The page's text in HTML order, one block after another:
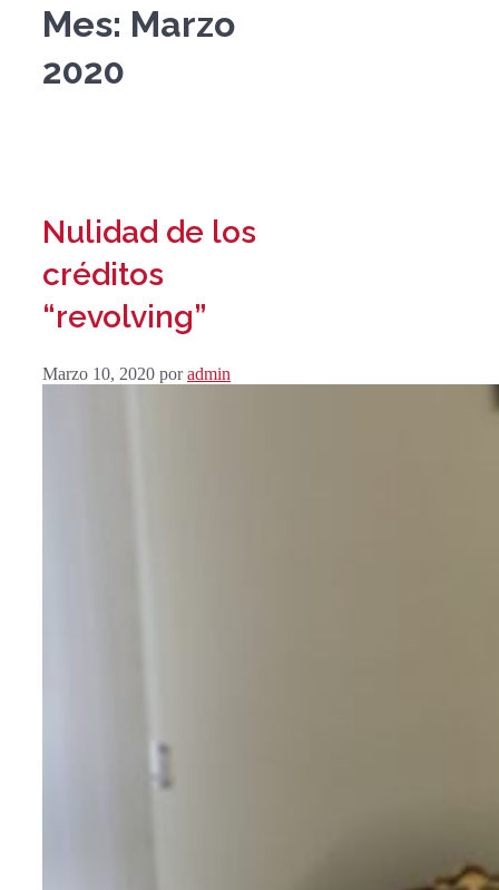
Mes: Marzo
2020
Nulidad de los
créditos
“revolving”
Marzo 10, 2020 poradmin